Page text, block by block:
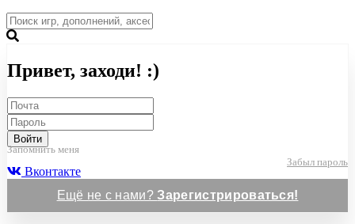
Привет, заходи! :)
Войти
Запомнить меня
Забыл пароль
Вконтакте
Ещё не с нами?Зарегистрироваться!